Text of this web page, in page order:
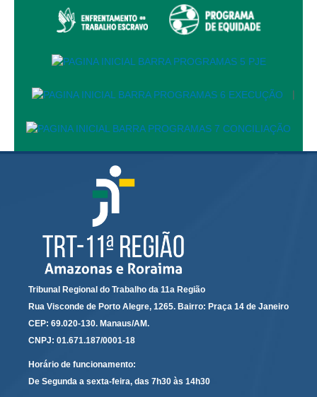
Comitês
Comissão Regional de Pesquisa Judiciária e Ciência de
Comissão de Ética
Comitê de Priorização do Primeiro Grau
Comitê de Gestão de Pessoas
Comissão de Vitaliciamento
Comitê de Atenção Integral à Saúde de Magistrados e
Servidores
Comitê de Segurança Permanente
Aprendizagem
Comitê de Incentivo à Participação Institucional Feminina
no âmbito do TRT-11
|
Tribunal Regional do Trabalho da 11a Região
Rua Visconde de Porto Alegre, 1265. Bairro: Praça 14 de Janeiro
CEP: 69.020-130. Manaus/AM.
CNPJ: 01.671.187/0001-18
Horário de funcionamento:
De Segunda a sexta-feira, das 7h30 às 14h30